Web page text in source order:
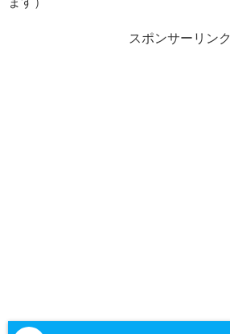
スポンサーリンク